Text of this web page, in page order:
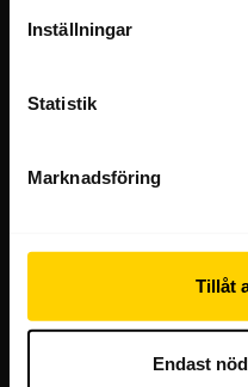
Inställningar
Statistik
Marknadsföring
Tillåt
Endast